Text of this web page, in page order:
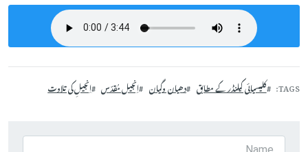
TAGS کلیسیائی کیلنڈر کے مطابق دھیان وگیان اِنجیل مُقدّس اِنجیلِ کی تلاوت